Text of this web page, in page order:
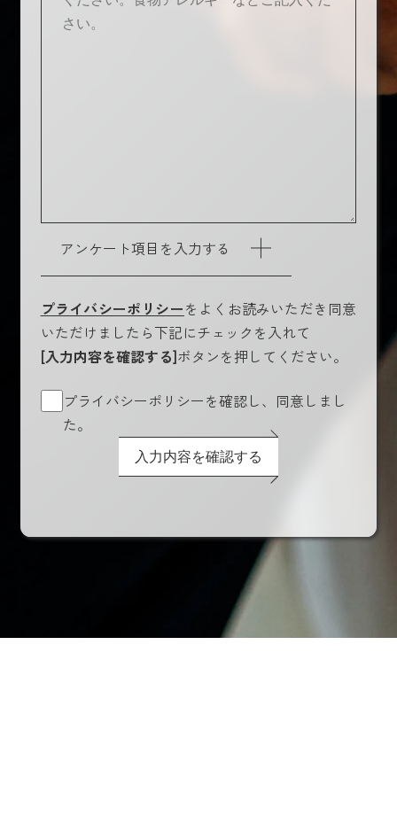
アンケート項目を入力する
プライバシーポリシーをよくお読みいただき同意
いただけましたら下記にチェックを入れて
[入力内容を確認する]ボタンを押してください。
プライバシーポリシーを確認し、同意しまし
た。